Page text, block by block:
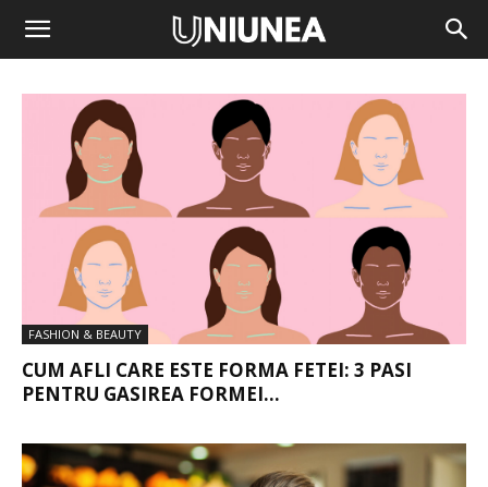
FASHION & BEAUTY
CUM AFLI CARE ESTE FORMA FETEI: 3 PASI
PENTRU GASIREA FORMEI...